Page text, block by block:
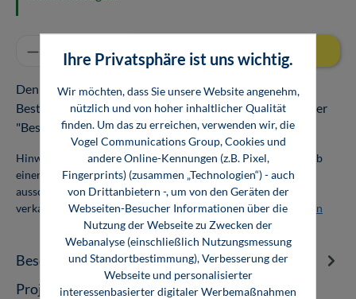
Produkt Anzahl: Gib den gewünschten
In den Warenkorb
Den Download oder Online-Zugang finden Sie nach
Bestellabschluss in Ihrem Kundenkonto unter dem Reiter
"Bestellungen".
Hinweis: Als Firmenkunde erhalten Sie einen Mengenrabatt ab
einer Abnahmemenge von 10 Exemplaren. Die Bücher dürfen
ausschließlich für den Eigenbedarf genutzt und nicht weiter
verkauft werden. Weitere Informationen unter Firmenlizenzen
Beschreibung
Projektplanung versorgungstechnischer Anlagen
Ihre Privatsphäre ist uns wichtig.
Wir möchten, dass Sie unsere Website angenehm,
nützlich und von hoher inhaltlicher Qualität
finden. Um das zu erreichen, verwenden wir, die
Vogel Communications Group, Cookies und
andere Online-Kennungen (z.B. Pixel,
Fingerprints) (zusammen „Technologien“) - auch
von Drittanbietern -, um von den Geräten der
Webseiten-Besucher Informationen über die
Nutzung der Webseite zu Zwecken der
Webanalyse (einschließlich Nutzungsmessung
und Standortbestimmung), Verbesserung der
Webseite und personalisierter
interessenbasierter digitaler Werbemaßnahmen